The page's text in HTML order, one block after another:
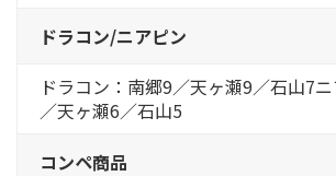
ドラコン/ニアピン
ドラコン：南郷9／天ヶ瀬9／石山7
／天ヶ瀬6／石山5
コンペ商品